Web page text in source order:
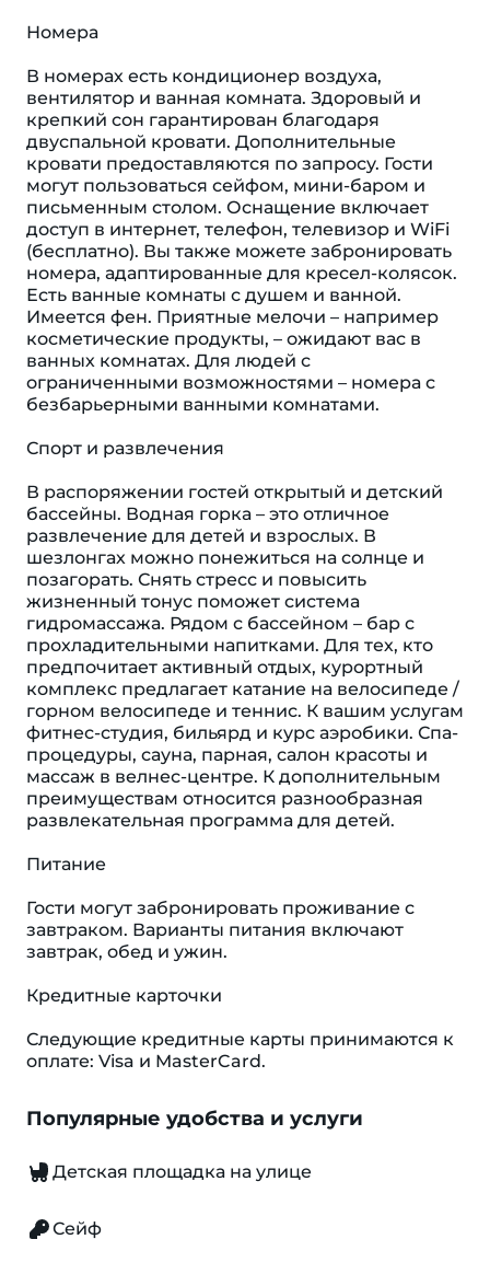
Номера
В номерах есть кондиционер воздуха,
вентилятор и ванная комната. Здоровый и
крепкий сон гарантирован благодаря
двуспальной кровати. Дополнительные
кровати предоставляются по запросу. Гости
могут пользоваться сейфом, мини-баром и
письменным столом. Оснащение включает
доступ в интернет, телефон, телевизор и WiFi
(бесплатно). Вы также можете забронировать
номера, адаптированные для кресел-колясок.
Есть ванные комнаты с душем и ванной.
Имеется фен. Приятные мелочи – например
косметические продукты, – ожидают вас в
ванных комнатах. Для людей с
ограниченными возможностями – номера с
безбарьерными ванными комнатами.
Спорт и развлечения
В распоряжении гостей открытый и детский
бассейны. Водная горка – это отличное
развлечение для детей и взрослых. В
шезлонгах можно понежиться на солнце и
позагорать. Снять стресс и повысить
жизненный тонус поможет система
гидромассажа. Рядом с бассейном – бар с
прохладительными напитками. Для тех, кто
предпочитает активный отдых, курортный
комплекс предлагает катание на велосипеде /
горном велосипеде и теннис. К вашим услугам
фитнес-студия, бильярд и курс аэробики. Спа-
процедуры, сауна, парная, салон красоты и
массаж в велнес-центре. К дополнительным
преимуществам относится разнообразная
развлекательная программа для детей.
Питание
Гости могут забронировать проживание с
завтраком. Варианты питания включают
завтрак, обед и ужин.
Кредитные карточки
Следующие кредитные карты принимаются к
оплате: Visa и MasterCard.
Популярные удобства и услуги
Детская площадка на улице
Сейф